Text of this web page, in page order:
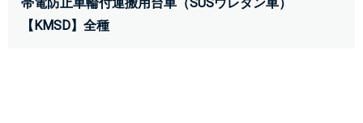
【KMSD】全種